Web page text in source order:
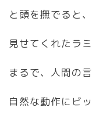
と頭を撫でると
見せてくれたラ
まるで、人間の
自然な動作にビ